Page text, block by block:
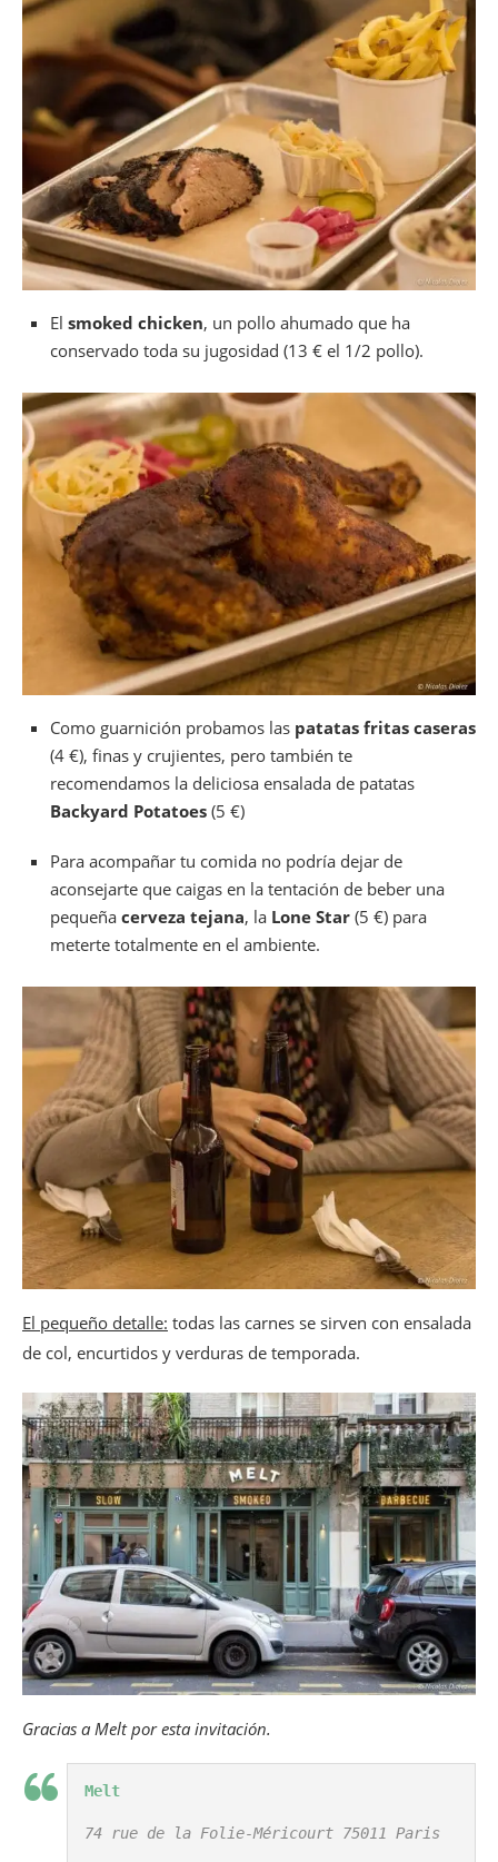
El smoked chicken, un pollo ahumado que ha
conservado toda su jugosidad (13 € el 1/2 pollo).
Como guarnición probamos las patatas fritas caseras
(4 €), finas y crujientes, pero también te
recomendamos la deliciosa ensalada de patatas
Backyard Potatoes (5 €)
Para acompañar tu comida no podría dejar de
aconsejarte que caigas en la tentación de beber una
pequeña cerveza tejana, la Lone Star (5 €) para
meterte totalmente en el ambiente.
El pequeño detalle: todas las carnes se sirven con ensalada
de col, encurtidos y verduras de temporada.
Gracias a Melt por esta invitación.
Melt
74 rue de la Folie-Méricourt 75011 Paris